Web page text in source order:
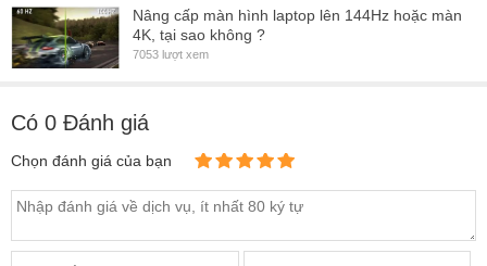
Dịch Vụ:
Nâng cấp màn hình laptop lên 144Hz hoặc màn
4K, tại sao không ?
7053 lượt xem
Có 0 Đánh giá
Chọn đánh giá của bạn